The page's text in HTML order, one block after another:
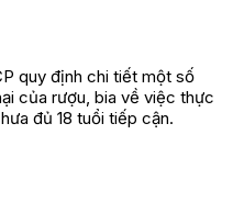
quy định chi tiết một số
của rượu, bia về việc thực
đủ 18 tuổi tiếp cận.